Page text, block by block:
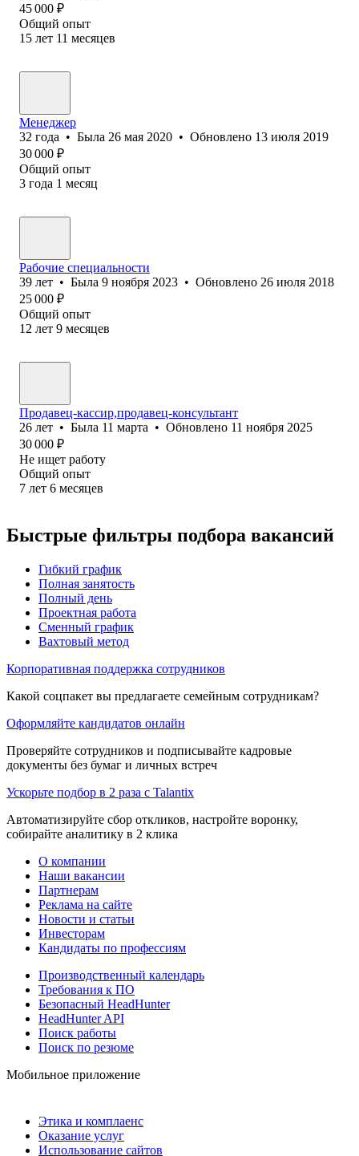
45 000 ₽
Общий опыт
15 лет 11 месяцев
Менеджер
32 года • Была 26 мая 2020 • Обновлено 13 июля 2019
30 000 ₽
Общий опыт
3 года 1 месяц
Рабочие специальности
39 лет • Была 9 ноября 2023 • Обновлено 26 июля 2018
25 000 ₽
Общий опыт
12 лет 9 месяцев
Продавец-кассир,продавец-консультант
26 лет • Была 11 марта • Обновлено 11 ноября 2025
30 000 ₽
Не ищет работу
Общий опыт
7 лет 6 месяцев
Быстрые фильтры подбора вакансий
Гибкий график
Полная занятость
Полный день
Проектная работа
Сменный график
Вахтовый метод
Корпоративная поддержка сотрудников
Какой соцпакет вы предлагаете семейным сотрудникам?
Оформляйте кандидатов онлайн
Проверяйте сотрудников и подписывайте кадровые
документы без бумаг и личных встреч
Ускорьте подбор в 2 раза с Talantix
Автоматизируйте сбор откликов, настройте воронку,
собирайте аналитику в 2 клика
О компании
Наши вакансии
Партнерам
Реклама на сайте
Новости и статьи
Инвесторам
Кандидаты по профессиям
Производственный календарь
Требования к ПО
Безопасный HeadHunter
HeadHunter API
Поиск работы
Поиск по резюме
Мобильное приложение
Этика и комплаенс
Оказание услуг
Использование сайтов